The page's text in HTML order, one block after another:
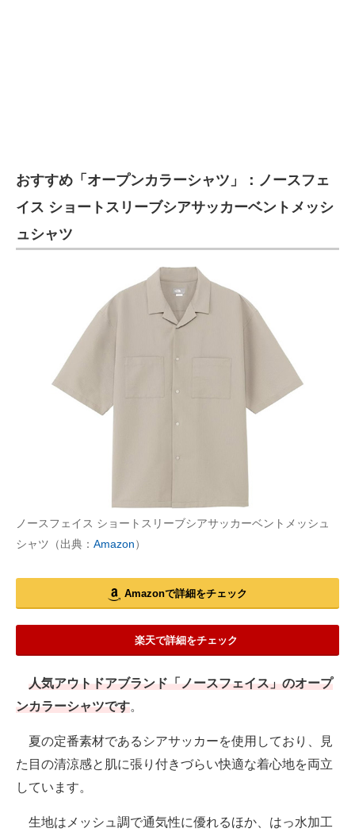
おすすめ「オープンカラーシャツ」：ノースフェ
イス ショートスリーブシアサッカーベントメッシ
ュシャツ
ノースフェイス ショートスリーブシアサッカーベントメッシュ
シャツ（出典： Amazon）
Amazonで詳細をチェック
楽天で詳細をチェック
人気アウトドアブランド「ノースフェイス」のオープ
ンカラーシャツです。
夏の定番素材であるシアサッカーを使用しており、見
た目の清涼感と肌に張り付きづらい快適な着心地を両立
しています。
生地はメッシュ調で通気性に優れるほか、はっ水加工